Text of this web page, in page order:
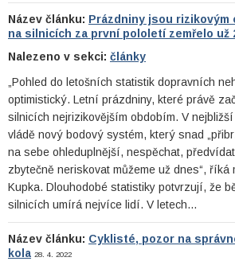
Název článku: Prázdniny jsou rizikovým
na silnicích za první pololetí zemřelo už
Nalezeno v sekci: články
„Pohled do letošních statistik dopravních
optimistický. Letní prázdniny, které právě
silnicích nejrizikovějším obdobím. V
vládě nový bodový systém, který snad
na sebe ohleduplnější, nespěchat,
zbytečně neriskovat můžeme už dnes“, říká
Kupka. Dlouhodobé statistiky potvrzují, že
silnicích umírá nejvíce lidí. V letech…
Název článku: Cyklisté, pozor na
kola 28. 4. 2022